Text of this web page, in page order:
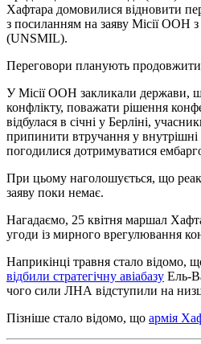
Хафтара домовилися відновити
з посиланням на заяву Місії ООН з
(UNSMIL).
Переговори планують
У Місії ООН закликали держави,
конфлікту, поважати рішення
відбулася в січні у Берліні,
припинити втручання у внутрішні
погодилися дотримуватися
При цьому наголошується, що
заяву поки немає.
Нагадаємо, 25 квітня маршал
угоди із мирного врегулювання
Наприкінці травня стало відомо,
відбили стратегічну авіабазу Ель-
чого сили ЛНА відступили на
Пізніше стало відомо, що армія